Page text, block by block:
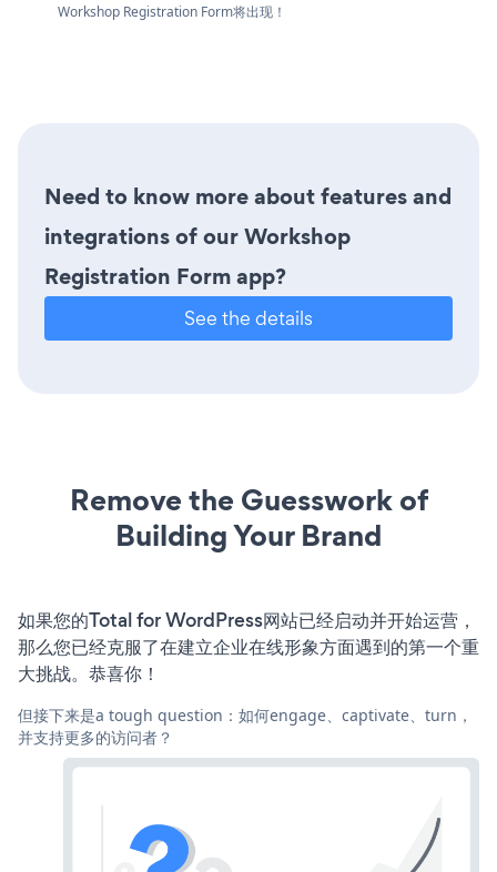
Workshop Registration Form将出现！
Need to know more about features and
integrations of our Workshop
Registration Form app?
See the details
Remove the Guesswork of
Building Your Brand
如果您的Total for WordPress网站已经启动并开始运营，
那么您已经克服了在建立企业在线形象方面遇到的第一个重
大挑战。恭喜你！
但接下来是a tough question：如何engage、captivate、turn，
并支持更多的访问者？